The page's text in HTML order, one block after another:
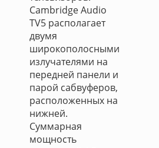
Cambridge Audio
TV5 располагает
двумя
широкополосными
излучателями на
передней панели и
парой сабвуферов,
расположенных на
нижней.
Суммарная
мощность